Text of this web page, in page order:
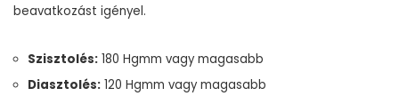
beavatkozást igényel.
Szisztolés: 180 Hgmm vagy magasabb
Diasztolés: 120 Hgmm vagy magasabb